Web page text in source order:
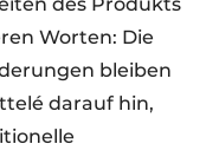
Worten: Die
bleiben
darauf hin,